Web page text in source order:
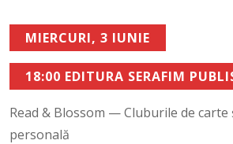
MIERCURI, 3 IUNIE
18:00 EDITURA SERAFIM
Read & Blossom — Cluburile de carte
personală